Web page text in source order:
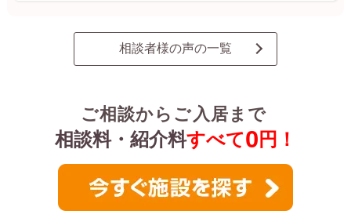
相談者様の声の一覧
ご相談からご入居まで
相談料・紹介料すべて0 円！